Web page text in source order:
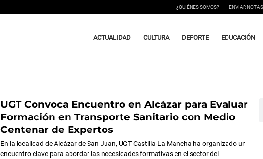
¿QUIÉNES SOMOS? ENVIAR
ACTUALIDAD CULTURA DEPORTE EDUCACIÓN
UGT Convoca Encuentro en Alcázar para Evaluar
Formación en Transporte Sanitario con Medio
Centenar de Expertos
En la localidad de Alcázar de San Juan, UGT Castilla-La Mancha ha organizado un
encuentro clave para abordar las necesidades formativas en el sector del
PáginaPáginaPáginaPáginaPágina